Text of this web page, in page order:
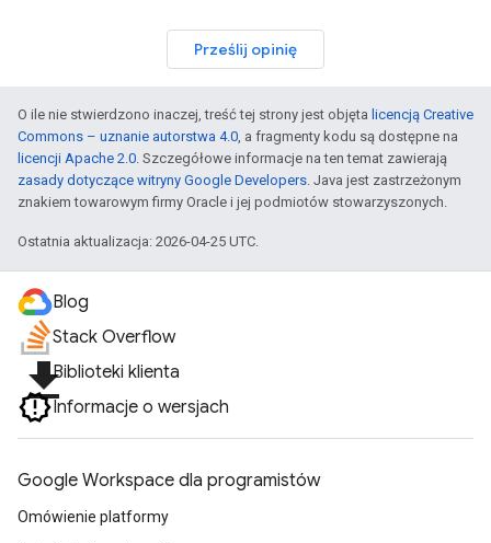
Prześlij opinię
O ile nie stwierdzono inaczej, treść tej strony jest objęta licencją Creative
Commons – uznanie autorstwa 4.0, a fragmenty kodu są dostępne na
licencji Apache 2.0. Szczegółowe informacje na ten temat zawierają
zasady dotyczące witryny Google Developers. Java jest zastrzeżonym
znakiem towarowym firmy Oracle i jej podmiotów stowarzyszonych.
Ostatnia aktualizacja: 2026-04-25 UTC.
Blog
Stack Overflow
file_downloadBiblioteki klienta
Informacje o wersjach
Google Workspace dla programistów
Omówienie platformy